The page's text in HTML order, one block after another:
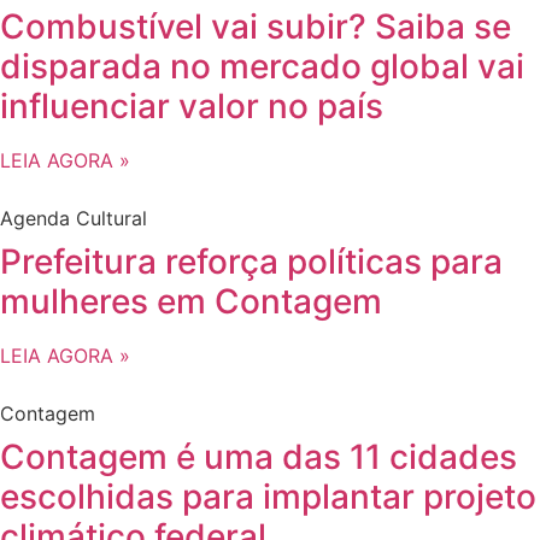
Combustível vai subir? Saiba se
disparada no mercado global vai
influenciar valor no país
LEIA AGORA »
Agenda Cultural
Prefeitura reforça políticas para
mulheres em Contagem
LEIA AGORA »
Contagem
Contagem é uma das 11 cidades
escolhidas para implantar projeto